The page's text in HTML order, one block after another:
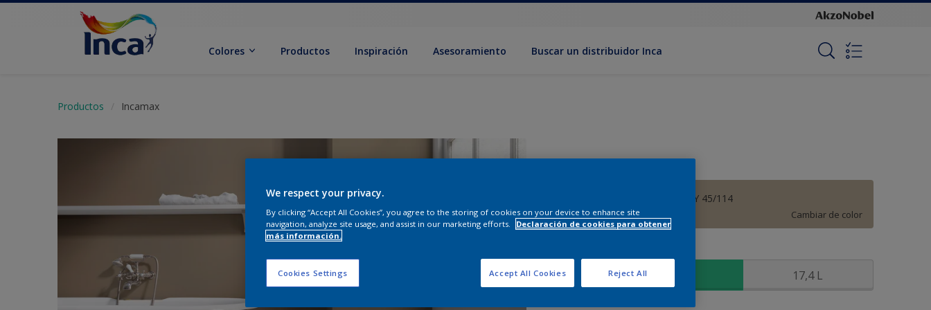
Colores Productos Inspiración Asesoramiento Buscar un distribuidor Inca
Productos Incamax
Obelisco - 20YY 45/114
Cambiar de color
17,4 L
We respect your privacy.
By clicking “Accept All Cookies”, you agree to the storing of cookies on your device to enhance site
navigation, analyze site usage, and assist in our marketing efforts.
Declaración de cookies para obtener
más información.
Cookies Settings Reject All
Accept All Cookies